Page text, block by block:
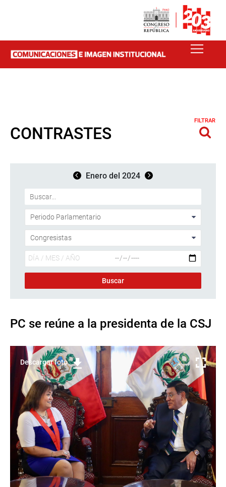
CONTRASTES
FILTRAR
Enero del 2024
PC se reúne a la presidenta de la CSJ
Descargar foto